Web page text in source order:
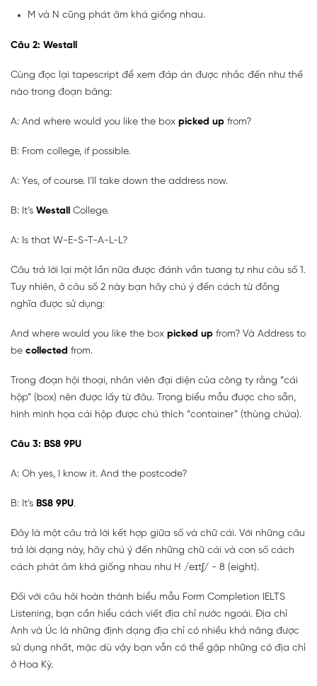
M và N cũng phát âm khá giống nhau.
Câu 2: Westall
Cùng đọc lại tapescript để xem đáp án được nhắc đến như thế
nào trong đoạn băng:
A: And where would you like the box picked up from?
B: From college, if possible.
A: Yes, of course. I’ll take down the address now.
B: It’s Westall College.
A: Is that W-E-S-T-A-L-L?
Câu trả lời lại một lần nữa được đánh vần tương tự như câu số 1.
Tuy nhiên, ở câu số 2 này bạn hãy chú ý đến cách từ đồng
nghĩa được sử dụng:
And where would you like the box picked up from? Và Address to
be collected from.
Trong đoạn hội thoại, nhân viên đại diện của công ty rằng “cái
hộp” (box) nên được lấy từ đâu. Trong biểu mẫu được cho sẵn,
hình minh họa cái hộp được chú thích “container” (thùng chứa).
Câu 3: BS8 9PU
A: Oh yes, I know it. And the postcode?
B: It’s BS8 9PU.
Đây là một câu trả lời kết hợp giữa số và chữ cái. Với những câu
trả lời dạng này, hãy chú ý đến những chữ cái và con số cách
cách phát âm khá giống nhau như H /eɪtʃ/ - 8 (eight).
Đối với câu hỏi hoàn thành biểu mẫu Form Completion IELTS
Listening, bạn cần hiểu cách viết địa chỉ nước ngoài. Địa chỉ
Anh và Úc là những định dạng địa chỉ có nhiều khả năng được
sử dụng nhất, mặc dù vậy bạn vẫn có thể gặp những có địa chỉ
ở Hoa Kỳ.